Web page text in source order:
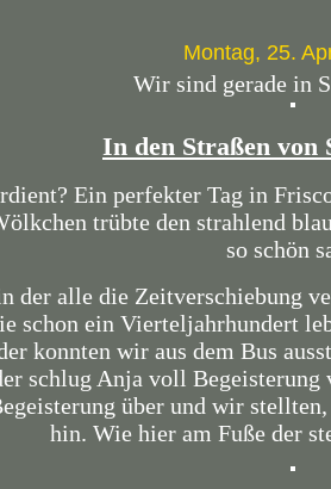
Montag, 25.
Wir sind gerade in
In den Straßen von
Ein perfekter Tag in
trübte den strahlend
so schön
der alle die Zeitverschiebung
schon ein Vierteljahrhundert
konnten wir aus dem Bus
schlug Anja voll
über und wir
hin. Wie hier am Fuße der